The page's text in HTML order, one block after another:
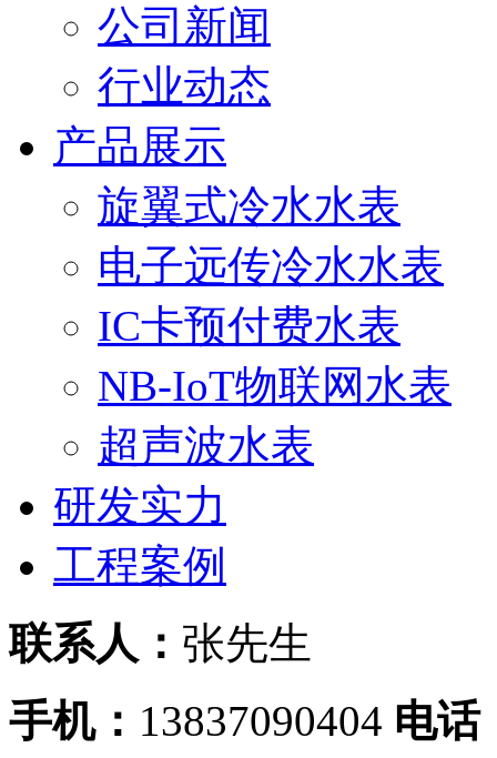
公司新闻
行业动态
产品展示
旋翼式冷水水表
电子远传冷水水表
IC卡预付费水表
NB-IoT物联网水表
超声波水表
研发实力
工程案例
联系人： 张先生
手机： 13837090404 电话